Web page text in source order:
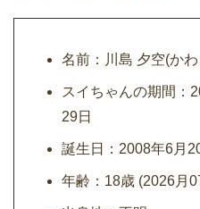
名前：川島 夕空(か
スイちゃんの期間：
29日
誕生日：2008年6月
年齢：18歳 (2026月